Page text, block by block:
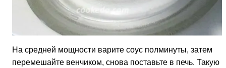
На средней мощности варите соус полминуты, затем
перемешайте венчиком, снова поставьте в печь. Такую